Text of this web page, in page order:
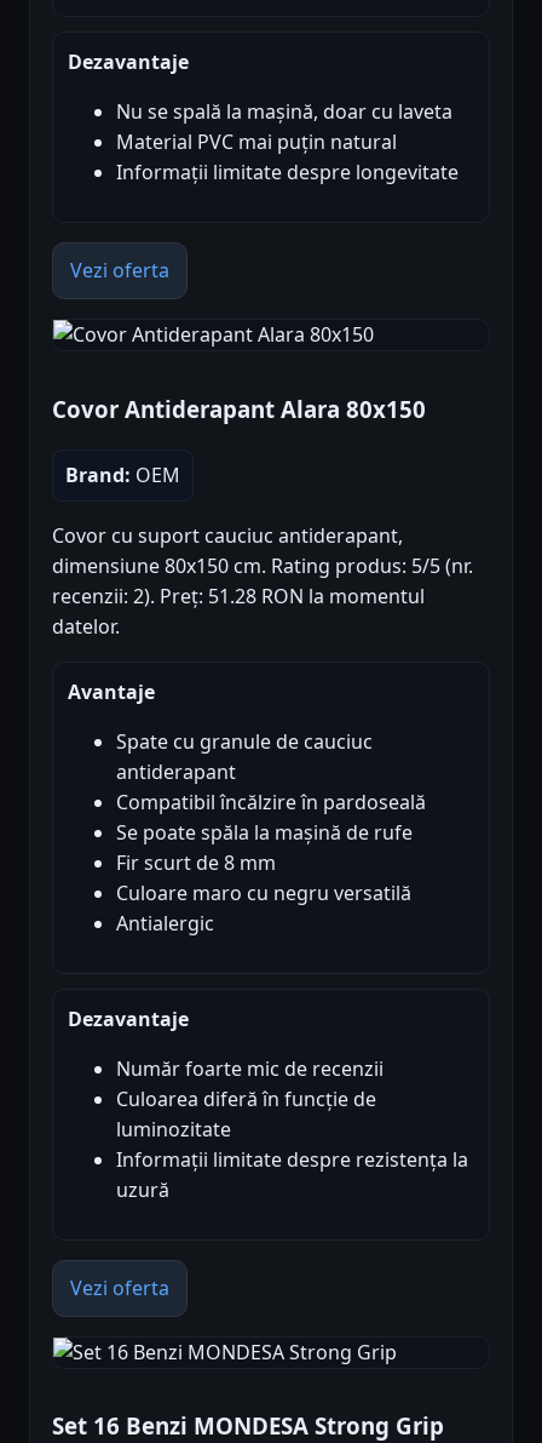
Dezavantaje
Nu se spală la mașină, doar cu laveta
Material PVC mai puțin natural
Informații limitate despre longevitate
Vezi oferta
Covor Antiderapant Alara 80x150
Brand: OEM
Covor cu suport cauciuc antiderapant,
dimensiune 80x150 cm. Rating produs: 5/5 (nr.
recenzii: 2). Preț: 51.28 RON la momentul
datelor.
Avantaje
Spate cu granule de cauciuc
antiderapant
Compatibil încălzire în pardoseală
Se poate spăla la mașină de rufe
Fir scurt de 8 mm
Culoare maro cu negru versatilă
Antialergic
Dezavantaje
Număr foarte mic de recenzii
Culoarea diferă în funcție de
luminozitate
Informații limitate despre rezistența la
uzură
Vezi oferta
Set 16 Benzi MONDESA Strong Grip